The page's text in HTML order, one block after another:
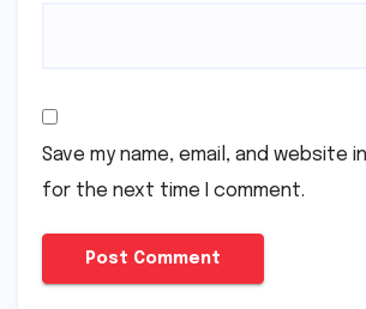
Save my name, email, and website
for the next time I comment.